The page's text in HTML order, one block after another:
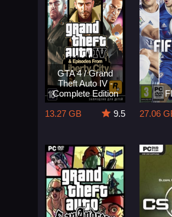
GTA 4 / Grand
Theft Auto IV -
Complete Edition
13.27 GB
9.5
27.06